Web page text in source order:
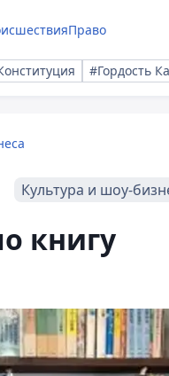
Право
#Гордость
Культура и шоу-
книгу